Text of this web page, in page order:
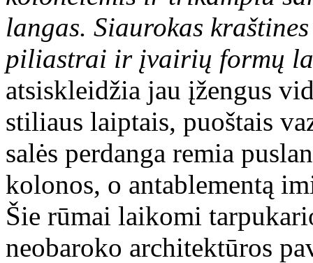
langas. Siaurokas
piliastrai ir įvairių formų
atsiskleidžia jau įžengus
stiliaus laiptais, puoštais
salės perdanga remia
kolonos, o antablementą
Šie rūmai laikomi
neobaroko architektūros